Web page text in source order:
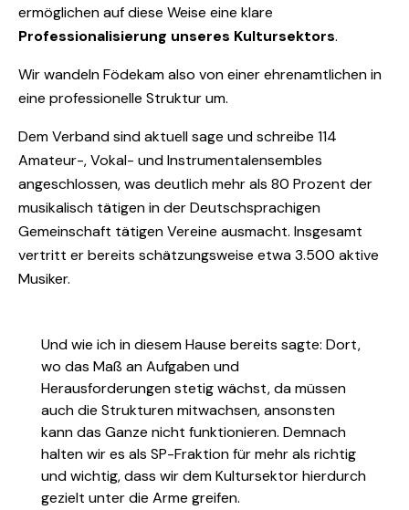
ermöglichen auf diese Weise eine klare
Professionalisierung unseres Kultursektors.
Wir wandeln Födekam also von einer ehrenamtlichen in
eine professionelle Struktur um.
Dem Verband sind aktuell sage und schreibe 114
Amateur-, Vokal- und Instrumentalensembles
angeschlossen, was deutlich mehr als 80 Prozent der
musikalisch tätigen in der Deutschsprachigen
Gemeinschaft tätigen Vereine ausmacht. Insgesamt
vertritt er bereits schätzungsweise etwa 3.500 aktive
Musiker.
Und wie ich in diesem Hause bereits sagte: Dort,
wo das Maß an Aufgaben und
Herausforderungen stetig wächst, da müssen
auch die Strukturen mitwachsen, ansonsten
kann das Ganze nicht funktionieren. Demnach
halten wir es als SP-Fraktion für mehr als richtig
und wichtig, dass wir dem Kultursektor hierdurch
gezielt unter die Arme greifen.